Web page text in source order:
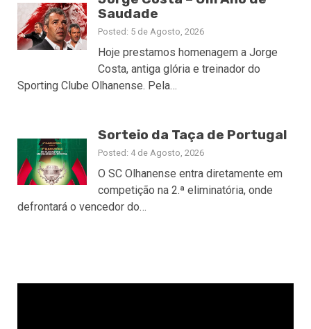
Saudade
Posted: 5 de Agosto, 2026
Hoje prestamos homenagem a Jorge
Costa, antiga glória e treinador do
Sporting Clube Olhanense. Pela…
Sorteio da Taça de Portugal
Posted: 4 de Agosto, 2026
O SC Olhanense entra diretamente em
competição na 2.ª eliminatória, onde
defrontará o vencedor do…